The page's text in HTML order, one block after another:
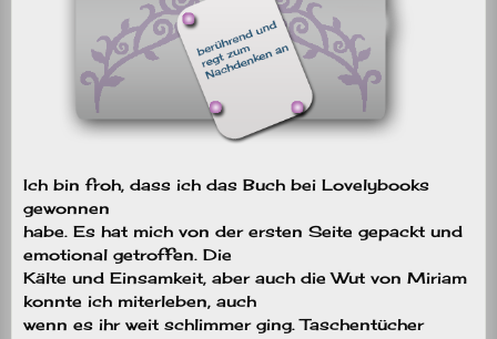
Ich bin froh, dass ich das Buch bei Lovelybooks
gewonnen
habe. Es hat mich von der ersten Seite gepackt und
emotional getroffen. Die
Kälte und Einsamkeit, aber auch die Wut von Miriam
konnte ich miterleben, auch
wenn es ihr weit schlimmer ging. Taschentücher